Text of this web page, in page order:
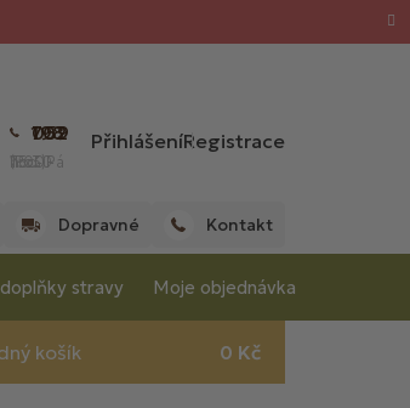
702 059 198
(Po - Pá 7:00 - 15:30 hod.)
PřihlášeníRegistrace
Dopravné Kontakt
stravy Moje objednávka